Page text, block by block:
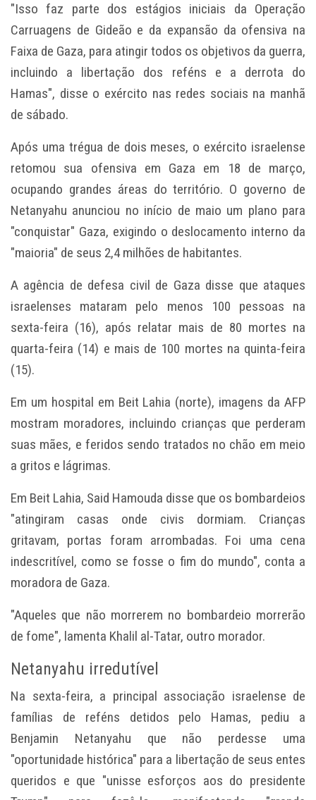
"Isso faz parte dos estágios iniciais da Operação
Carruagens de Gideão e da expansão da ofensiva na
Faixa de Gaza, para atingir todos os objetivos da guerra,
incluindo a libertação dos reféns e a derrota do
Hamas", disse o exército nas redes sociais na manhã
de sábado.
Após uma trégua de dois meses, o exército israelense
retomou sua ofensiva em Gaza em 18 de março,
ocupando grandes áreas do território. O governo de
Netanyahu anunciou no início de maio um plano para
"conquistar" Gaza, exigindo o deslocamento interno da
"maioria" de seus 2,4 milhões de habitantes.
A agência de defesa civil de Gaza disse que ataques
israelenses mataram pelo menos 100 pessoas na
sexta-feira (16), após relatar mais de 80 mortes na
quarta-feira (14) e mais de 100 mortes na quinta-feira
(15).
Em um hospital em Beit Lahia (norte), imagens da AFP
mostram moradores, incluindo crianças que perderam
suas mães, e feridos sendo tratados no chão em meio
a gritos e lágrimas.
Em Beit Lahia, Said Hamouda disse que os bombardeios
"atingiram casas onde civis dormiam. Crianças
gritavam, portas foram arrombadas. Foi uma cena
indescritível, como se fosse o fim do mundo", conta a
moradora de Gaza.
"Aqueles que não morrerem no bombardeio morrerão
de fome", lamenta Khalil al-Tatar, outro morador.
Netanyahu irredutível
Na sexta-feira, a principal associação israelense de
famílias de reféns detidos pelo Hamas, pediu a
Benjamin Netanyahu que não perdesse uma
"oportunidade histórica" para a libertação de seus entes
queridos e que "unisse esforços aos do presidente